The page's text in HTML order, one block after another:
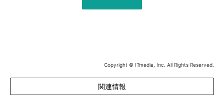
Copyright © ITmedia, Inc. All Rights Reserved.
関連情報